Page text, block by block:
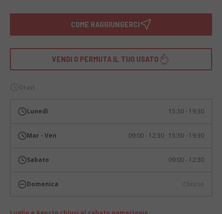
COME RAGGIUNGERCI
VENDI O PERMUTA IL TUO USATO
Lunedì 15:30 - 19:30
Mar - Ven 09:00 - 12:30 · 15:30 - 19:30
Sabato 09:00 - 12:30
Domenica